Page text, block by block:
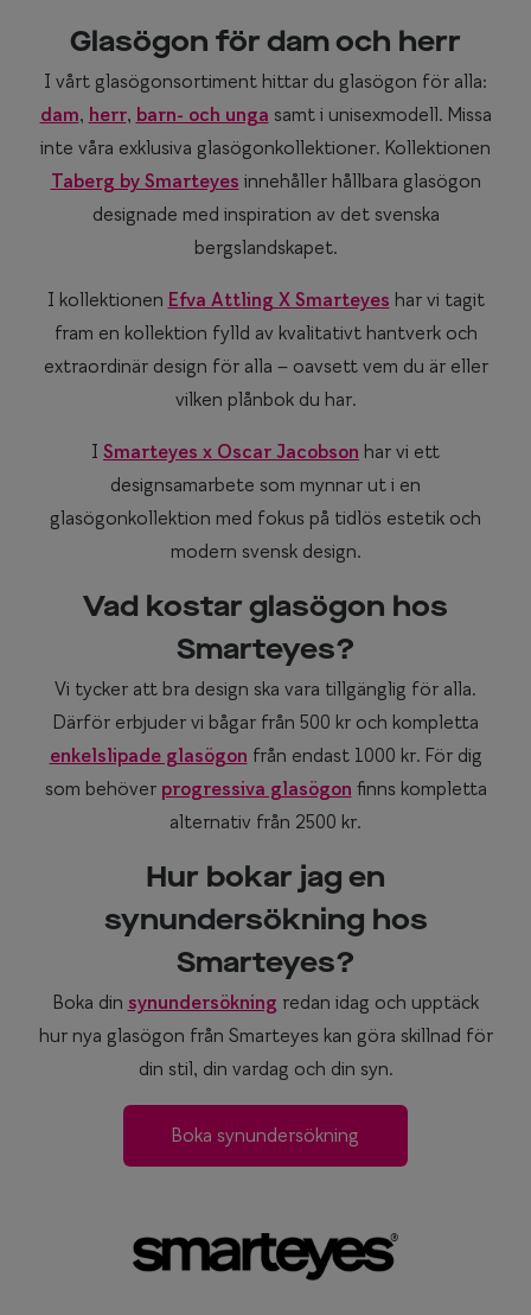
Glasögon för dam och herr
I vårt glasögonsortiment hittar du glasögon för alla:
dam, herr, barn- och unga samt i unisexmodell. Missa
inte våra exklusiva glasögonkollektioner. Kollektionen
Taberg by Smarteyes innehåller hållbara glasögon
designade med inspiration av det svenska
bergslandskapet.
I kollektionen Efva Attling X Smarteyes har vi tagit
fram en kollektion fylld av kvalitativt hantverk och
extraordinär design för alla – oavsett vem du är eller
vilken plånbok du har.
I Smarteyes x Oscar Jacobson har vi ett
designsamarbete som mynnar ut i en
glasögonkollektion med fokus på tidlös estetik och
modern svensk design.
Vad kostar glasögon hos
Smarteyes?
Vi tycker att bra design ska vara tillgänglig för alla.
Därför erbjuder vi bågar från 500 kr och kompletta
enkelslipade glasögon från endast 1000 kr. För dig
som behöver progressiva glasögon finns kompletta
alternativ från 2500 kr.
Hur bokar jag en
synundersökning hos
Smarteyes?
Boka din synundersökning redan idag och upptäck
hur nya glasögon från Smarteyes kan göra skillnad för
din stil, din vardag och din syn.
Boka synundersökning